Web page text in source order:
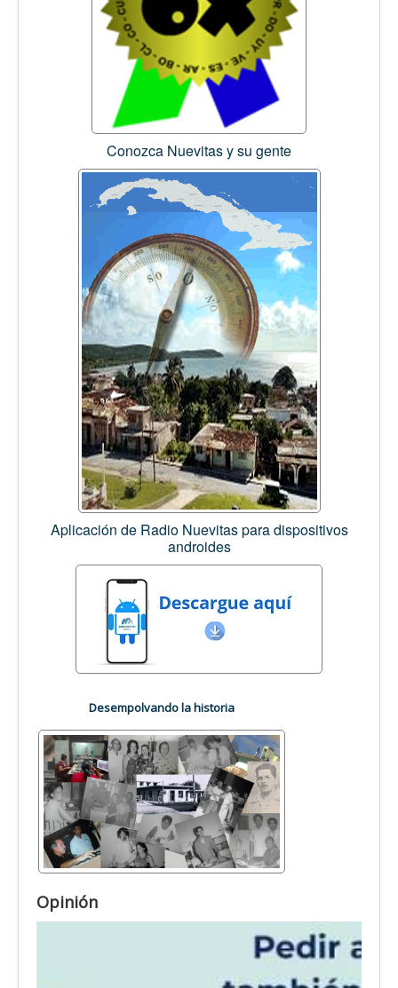
Conozca Nuevitas y su gente
Aplicación de Radio Nuevitas para dispositivos
androides
Desempolvando la historia
Opinión